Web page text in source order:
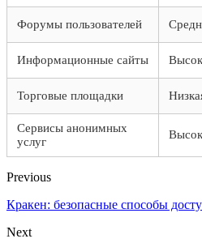
Форумы пользователей
Информационные сайты
Торговые площадки
Сервисы анонимных
услуг
Previous
Кракен: безопасные способы
Next